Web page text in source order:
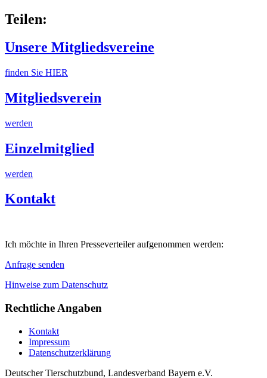
Teilen:
Unsere Mitgliedsvereine
finden Sie HIER
Mitgliedsverein
werden
Einzelmitglied
werden
Kontakt
Ich möchte in Ihren Presseverteiler aufgenommen werden:
Anfrage senden
Hinweise zum Datenschutz
Rechtliche Angaben
Kontakt
Impressum
Datenschutzerklärung
Deutscher Tierschutzbund, Landesverband Bayern e.V.